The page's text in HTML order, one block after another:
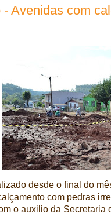
Avenidas com
desde o final do
com pedras
o auxilio da Secretaria